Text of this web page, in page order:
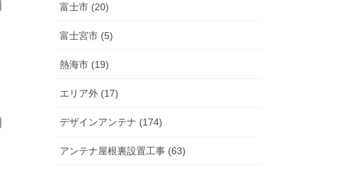
富士市 (20)
富士宮市 (5)
熱海市 (19)
エリア外 (17)
デザインアンテナ (174)
アンテナ屋根裏設置工事 (63)